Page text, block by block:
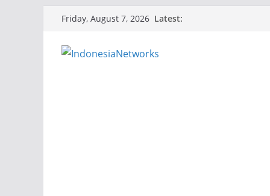
content
Friday, August 7, 2026 Latest: